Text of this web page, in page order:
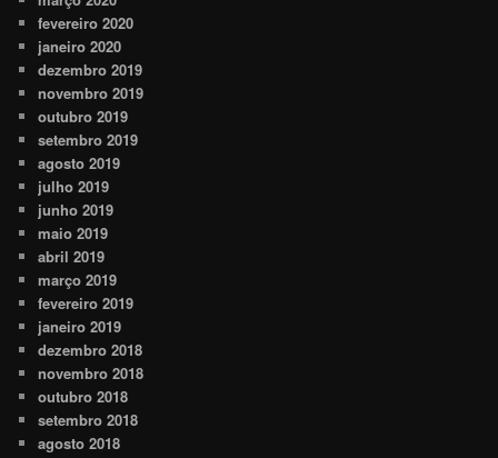
fevereiro 2020
janeiro 2020
dezembro 2019
novembro 2019
outubro 2019
setembro 2019
agosto 2019
julho 2019
junho 2019
maio 2019
abril 2019
março 2019
fevereiro 2019
janeiro 2019
dezembro 2018
novembro 2018
outubro 2018
setembro 2018
agosto 2018